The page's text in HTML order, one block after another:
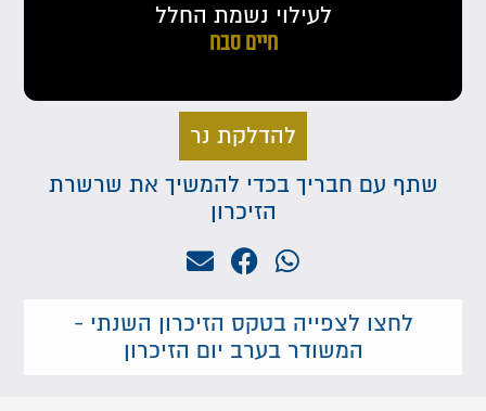
לעילוי נשמת החלל
חיים סבח
להדלקת נר
שתף עם חבריך בכדי להמשיך את שרשרת
הזיכרון
לחצו לצפייה בטקס הזיכרון השנתי -
המשודר בערב יום הזיכרון